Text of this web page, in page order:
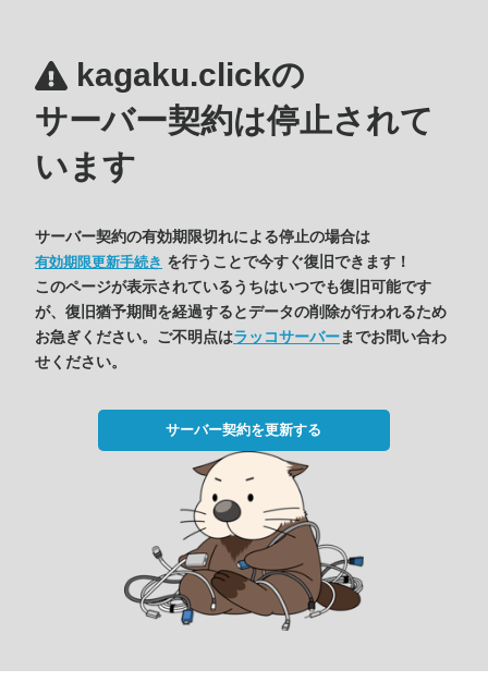
kagaku.clickの
サーバー契約は停止されて
います
サーバー契約の有効期限切れによる停止の場合は
有効期限更新手続き を行うことで今すぐ復旧できます！
このページが表示されているうちはいつでも復旧可能です
が、復旧猶予期間を経過するとデータの削除が行われるため
お急ぎください。ご不明点はラッコサーバーまでお問い合わ
せください。
サーバー契約を更新する